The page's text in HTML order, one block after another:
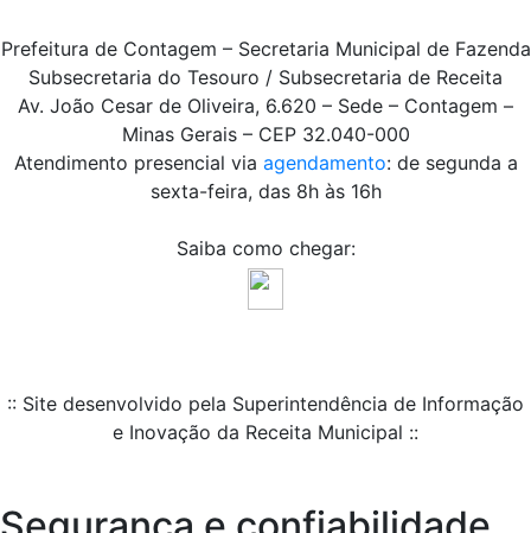
Prefeitura de Contagem – Secretaria Municipal de Fazenda
Subsecretaria do Tesouro / Subsecretaria de Receita
Av. João Cesar de Oliveira, 6.620 – Sede – Contagem –
Minas Gerais – CEP 32.040-000
Atendimento presencial via agendamento: de segunda a
sexta-feira, das 8h às 16h
Saiba como chegar:
:: Site desenvolvido pela Superintendência de Informação
e Inovação da Receita Municipal ::